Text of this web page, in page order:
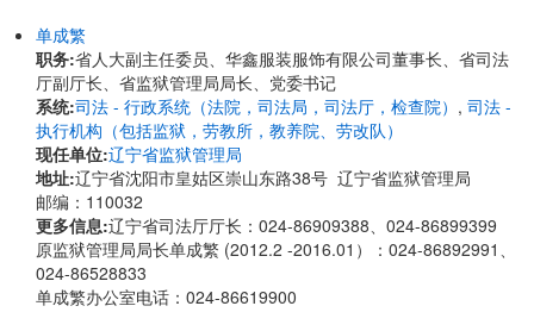
单成繁
职务:省人大副主任委员、华鑫服装服饰有限公司董事长、省司法
厅副厅长、省监狱管理局局长、党委书记
系统:司法 - 行政系统（法院，司法局，司法厅，检查院） , 司法 -
执行机构（包括监狱，劳教所，教养院、劳改队）
现任单位:辽宁省监狱管理局
地址:辽宁省沈阳市皇姑区崇山东路38号 辽宁省监狱管理局
邮编：110032
更多信息:辽宁省司法厅厅长：024-86909388、024-86899399
原监狱管理局局长单成繁 (2012.2 -2016.01）：024-86892991、
024-86528833
单成繁办公室电话：024-86619900